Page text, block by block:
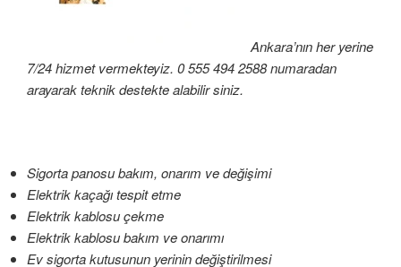
Ankara’nın her yerine
7/24 hizmet vermekteyiz. 0 555 494 2588 numaradan
arayarak teknik destekte alabilir siniz.
Sigorta panosu bakım, onarım ve değişimi
Elektrik kaçağı tespit etme
Elektrik kablosu çekme
Elektrik kablosu bakım ve onarımı
Ev sigorta kutusunun yerinin değiştirilmesi